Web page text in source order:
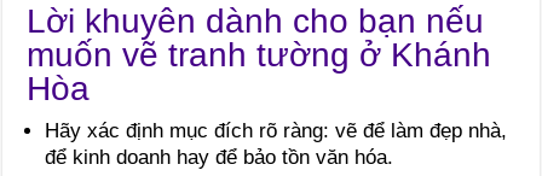
Lời khuyên dành cho bạn nếu
muốn vẽ tranh tường ở Khánh
Hòa
Hãy xác định mục đích rõ ràng: vẽ để làm đẹp nhà,
để kinh doanh hay để bảo tồn văn hóa.